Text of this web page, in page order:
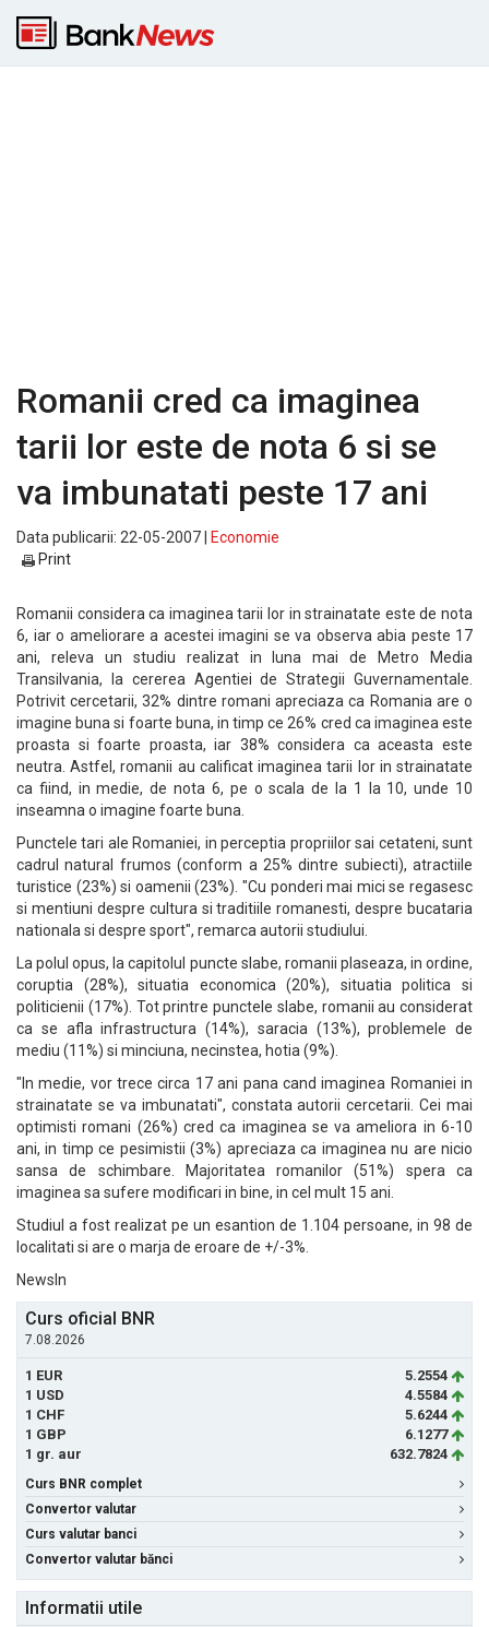
Romanii cred ca imaginea
tarii lor este de nota 6 si se
va imbunatati peste 17 ani
Data publicarii: 22-05-2007 |
Economie
Print
Romanii considera ca imaginea tarii lor in strainatate este de nota
6, iar o ameliorare a acestei imagini se va observa abia peste 17
ani, releva un studiu realizat in luna mai de Metro Media
Transilvania, la cererea Agentiei de Strategii Guvernamentale.
Potrivit cercetarii, 32% dintre romani apreciaza ca Romania are o
imagine buna si foarte buna, in timp ce 26% cred ca imaginea este
proasta si foarte proasta, iar 38% considera ca aceasta este
neutra. Astfel, romanii au calificat imaginea tarii lor in strainatate
ca fiind, in medie, de nota 6, pe o scala de la 1 la 10, unde 10
inseamna o imagine foarte buna.
Punctele tari ale Romaniei, in perceptia propriilor sai cetateni, sunt
cadrul natural frumos (conform a 25% dintre subiecti), atractiile
turistice (23%) si oamenii (23%). "Cu ponderi mai mici se regasesc
si mentiuni despre cultura si traditiile romanesti, despre bucataria
nationala si despre sport", remarca autorii studiului.
La polul opus, la capitolul puncte slabe, romanii plaseaza, in ordine,
coruptia (28%), situatia economica (20%), situatia politica si
politicienii (17%). Tot printre punctele slabe, romanii au considerat
ca se afla infrastructura (14%), saracia (13%), problemele de
mediu (11%) si minciuna, necinstea, hotia (9%).
"In medie, vor trece circa 17 ani pana cand imaginea Romaniei in
strainatate se va imbunatati", constata autorii cercetarii. Cei mai
optimisti romani (26%) cred ca imaginea se va ameliora in 6-10
ani, in timp ce pesimistii (3%) apreciaza ca imaginea nu are nicio
sansa de schimbare. Majoritatea romanilor (51%) spera ca
imaginea sa sufere modificari in bine, in cel mult 15 ani.
Studiul a fost realizat pe un esantion de 1.104 persoane, in 98 de
localitati si are o marja de eroare de +/-3%.
NewsIn
Curs oficial BNR
7.08.2026
1 EUR
5.2554
1 USD
4.5584
1 CHF
5.6244
1 GBP
6.1277
1 gr. aur
632.7824
Curs BNR complet
Convertor valutar
Curs valutar banci
Convertor valutar bănci
Informatii utile